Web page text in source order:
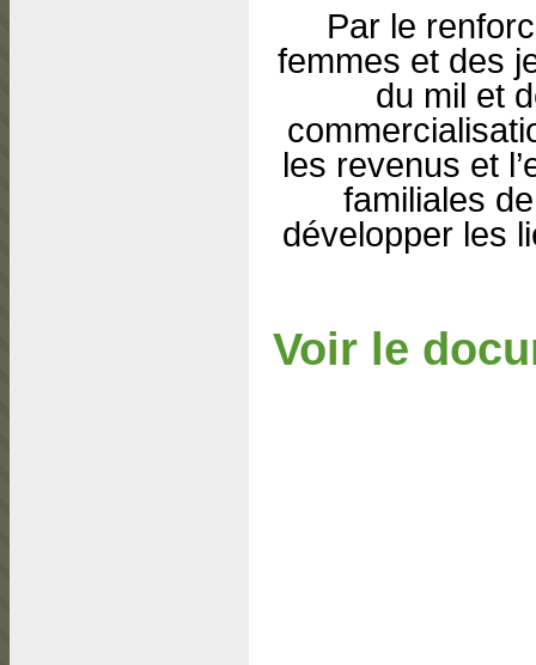
Par le
femmes et des
du mil et
les revenus et
familiales
développer les
Voir le